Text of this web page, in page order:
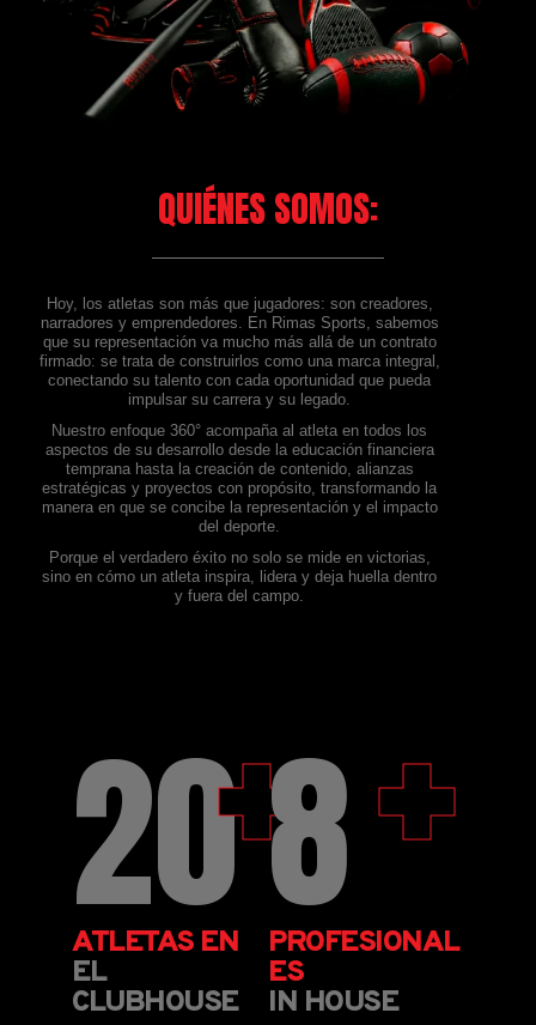
QUIÉNES SOMOS:
Hoy, los atletas son más que jugadores: son creadores,
narradores y emprendedores. En Rimas Sports, sabemos
que su representación va mucho más allá de un contrato
firmado: se trata de construirlos como una marca integral,
conectando su talento con cada oportunidad que pueda
impulsar su carrera y su legado.
Nuestro enfoque 360° acompaña al atleta en todos los
aspectos de su desarrollo desde la educación financiera
temprana hasta la creación de contenido, alianzas
estratégicas y proyectos con propósito, transformando la
manera en que se concibe la representación y el impacto
del deporte.
Porque el verdadero éxito no solo se mide en victorias,
sino en cómo un atleta inspira, lidera y deja huella dentro
y fuera del campo.
23+
ATLETAS EN
EL
CLUBHOUSE
9+
PROFESIONAL
ES
IN HOUSE